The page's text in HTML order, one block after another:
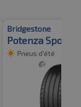
Bridgestone
Potenza Sport
Pneus d'été